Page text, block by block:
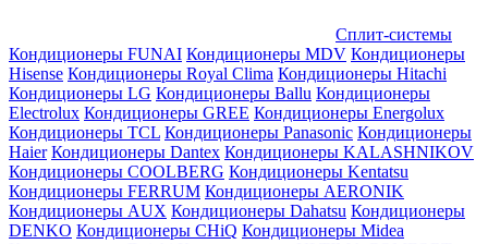
Сплит-системы
Кондиционеры FUNAI Кондиционеры MDV Кондиционеры
Hisense Кондиционеры Royal Clima Кондиционеры Hitachi
Кондиционеры LG Кондиционеры Ballu Кондиционеры
Electrolux Кондиционеры GREE Кондиционеры Energolux
Кондиционеры TCL Кондиционеры Panasonic Кондиционеры
Haier Кондиционеры Dantex Кондиционеры KALASHNIKOV
Кондиционеры СOOLBERG Кондиционеры Kentatsu
Кондиционеры FERRUM Кондиционеры AERONIK
Кондиционеры AUX Кондиционеры Dahatsu Кондиционеры
DENKO Кондиционеры CHiQ Кондиционеры Midea